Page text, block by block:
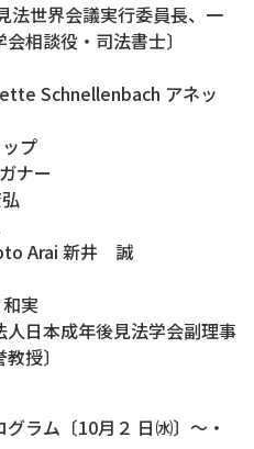
界会議実行委員長、一
相談役・司法書士〕
Schnellenbach アネッ
プ
ナー
Arai 新井 誠
実
年後見法学会副理事
授〕
ラム〔10月２ 日㈬〕～・